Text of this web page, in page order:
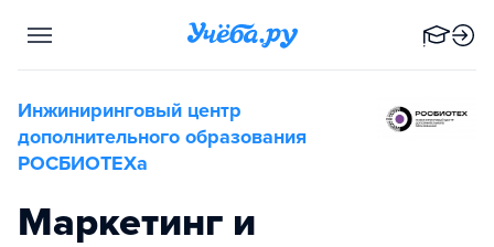
Инжиниринговый центр
дополнительного образования
РОСБИОТЕХа
Маркетинг и